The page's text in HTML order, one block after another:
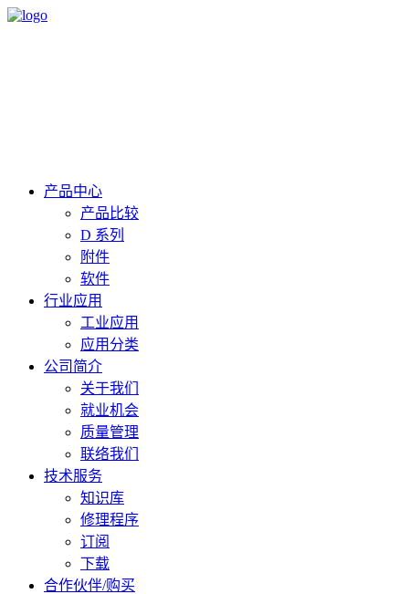
产品中心
产品比较
D 系列
附件
软件
行业应用
工业应用
应用分类
公司简介
关于我们
就业机会
质量管理
联络我们
技术服务
知识库
修理程序
订阅
下载
合作伙伴/购买